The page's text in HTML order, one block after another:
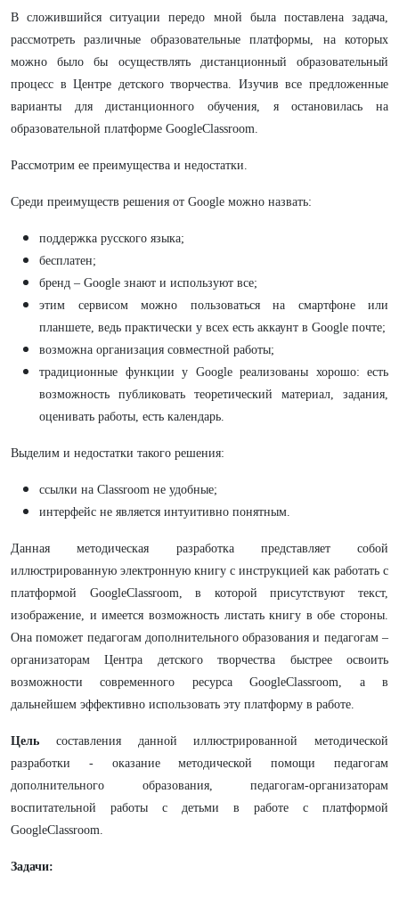
В сложившийся ситуации передо мной была поставлена задача,
рассмотреть различные образовательные платформы, на которых
можно было бы осуществлять дистанционный образовательный
процесс в Центре детского творчества. Изучив все предложенные
варианты для дистанционного обучения, я остановилась на
образовательной платформе GoogleClassroom.
Рассмотрим ее преимущества и недостатки.
Среди преимуществ решения от Google можно назвать:
поддержка русского языка;
бесплатен;
бренд – Google знают и используют все;
этим сервисом можно пользоваться на смартфоне или
планшете, ведь практически у всех есть аккаунт в Google почте;
возможна организация совместной работы;
традиционные функции у Google реализованы хорошо: есть
возможность публиковать теоретический материал, задания,
оценивать работы, есть календарь.
Выделим и недостатки такого решения:
ссылки на Classroom не удобные;
интерфейс не является интуитивно понятным.
Данная методическая разработка представляет собой
иллюстрированную электронную книгу с инструкцией как работать с
платформой GoogleClassroom, в которой присутствуют текст,
изображение, и имеется возможность листать книгу в обе стороны.
Она поможет педагогам дополнительного образования и педагогам –
организаторам Центра детского творчества быстрее освоить
возможностисовременного ресурсаGoogleClassroom, а в
дальнейшем эффективно использовать эту платформу в работе.
Цель составления данной иллюстрированной методической
разработки - оказание методической помощи педагогам
дополнительного образования, педагогам-организаторам
воспитательной работы с детьми в работе с платформой
GoogleClassroom.
Задачи: